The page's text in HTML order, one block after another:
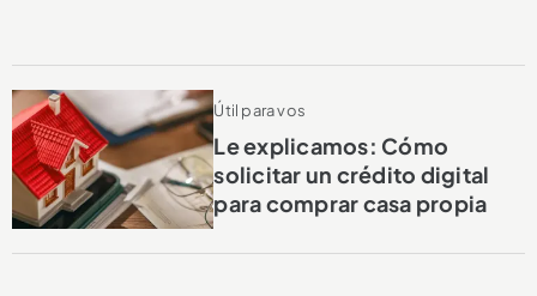
Útil para vos
Le explicamos: Cómo
solicitar un crédito digital
para comprar casa propia